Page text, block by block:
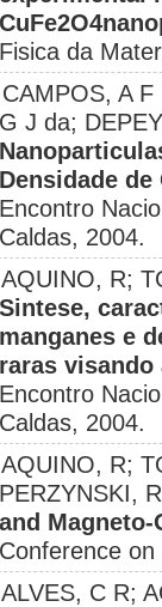
Fisica da
A
G J da;
Densidade
Encontro
Caldas, 2004.
R;
Sintese,
manganes e
raras
Encontro
Caldas, 2004.
R;
PERZYNSKI,
and
Conference
C R;